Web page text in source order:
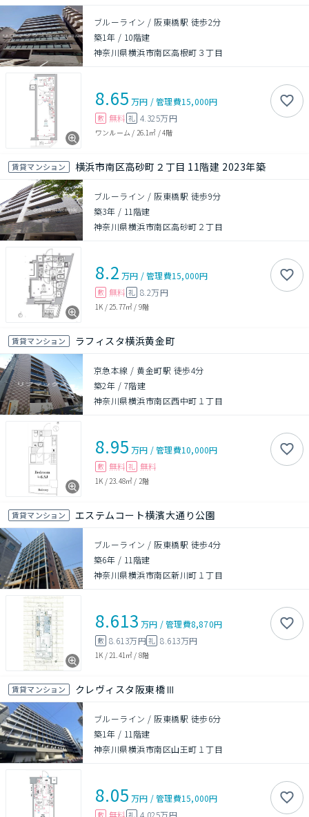
ブルーライン / 阪東橋駅 徒歩2分
築1年 / 10階建
神奈川県横浜市南区高根町３丁目
8.65 万円 /管理費15,000円
敷 無料 礼 4.325万円
ワンルーム / 26.1㎡ /4階
賃貸マンション 横浜市南区高砂町２丁目 11階建 2023年築
ブルーライン / 阪東橋駅 徒歩9分
築3年 / 11階建
神奈川県横浜市南区高砂町２丁目
8.2 万円 /管理費15,000円
敷 無料 礼 8.2万円
1K / 25.77㎡ / 9階
賃貸マンション ラフィスタ横浜黄金町
京急本線 / 黄金町駅 徒歩4分
築2年 / 7階建
神奈川県横浜市南区西中町１丁目
8.95 万円 /管理費10,000円
敷 無料 礼 無料
1K / 23.48㎡ / 2階
賃貸マンション エステムコート横濱大通り公園
ブルーライン / 阪東橋駅 徒歩4分
築6年 / 11階建
神奈川県横浜市南区新川町１丁目
8.613 万円 /管理費8,870円
敷 8.613万円礼 8.613万円
1K / 21.41㎡ / 8階
賃貸マンション クレヴィスタ阪東橋Ⅲ
ブルーライン / 阪東橋駅 徒歩6分
築1年 / 11階建
神奈川県横浜市南区山王町１丁目
8.05 万円 /管理費15,000円
敷 無料 礼 4.025万円